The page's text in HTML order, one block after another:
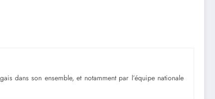
dans son ensemble, et notamment par l’équipe nationale